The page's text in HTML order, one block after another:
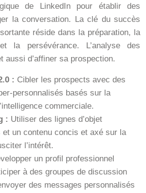
de LinkedIn pour établir des
la conversation. La clé du succès
réside dans la préparation, la
la persévérance. L’analyse des
aussi d’affiner sa prospection.
: Cibler les prospects avec des
personnalisés basés sur la
commerciale.
: Utiliser des lignes d’objet
et un contenu concis et axé sur la
l’intérêt.
un profil professionnel
à des groupes de discussion
des messages personnalisés